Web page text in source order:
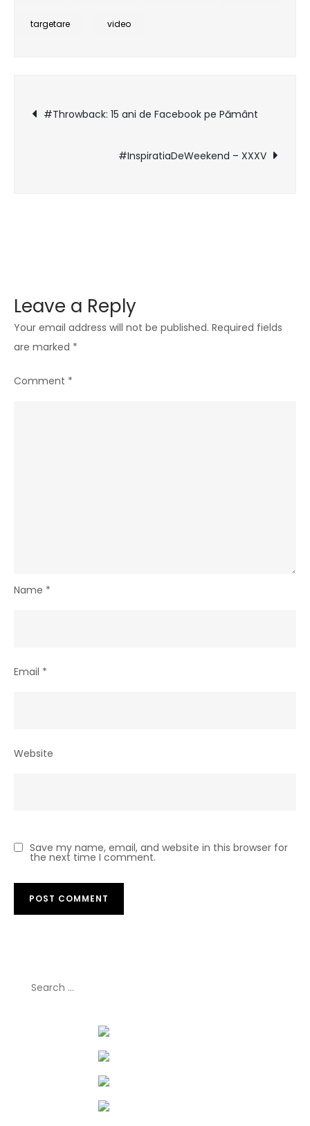
targetare video
Post
navigation
#Throwback: 15 ani de Facebook pe Pământ
#InspiratiaDeWeekend – XXXV
Leave a Reply
Your email address will not be published. Required fields
are marked *
Comment *
Name *
Email *
Website
Save my name, email, and website in this browser for
the next time I comment.